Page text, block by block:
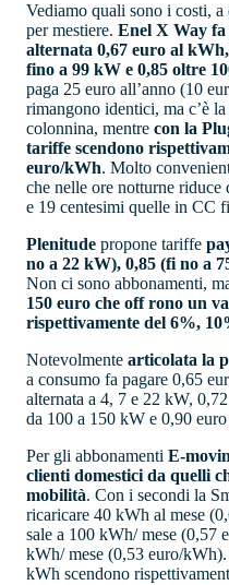
Vediamo quali sono i costi,
per mestiere. Enel X Way
alternata 0,67 euro al
fino a 99 kW e 0,85 oltre
paga 25 euro all’anno (10
rimangono identici, ma c’è
colonnina, mentre con la
tariffe scendono
euro/kWh. Molto
che nelle ore notturne
e 19 centesimi quelle in CC
Plenitude propone tariffe
no a 22 kW), 0,85 (fi no a
Non ci sono abbonamenti,
150 euro che off rono un
rispettivamente del 6%,
Notevolmente articolata la
a consumo fa pagare 0,65
alternata a 4, 7 e 22 kW,
da 100 a 150 kW e 0,90
Per gli abbonamenti E-
clienti domestici da quelli
mobilità. Con i secondi la
ricaricare 40 kWh al mese
sale a 100 kWh/ mese (0,57
kWh/ mese (0,53 euro/
kWh scendono